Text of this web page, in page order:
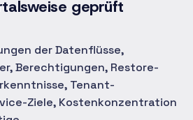
geprüft
der Datenflüsse,
Berechtigungen, Restore-
Tenant-
Ziele, Kostenkonzentration